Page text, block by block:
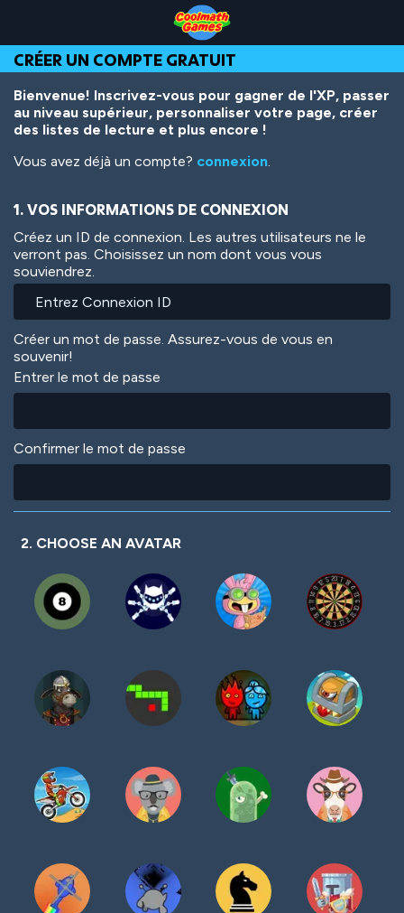
Top
of
Page
Navigation
Main
Content
Footer
contenu
principal
CRÉER UN COMPTE GRATUIT
Bienvenue! Inscrivez-vous pour gagner de l'XP, passer
au niveau supérieur, personnaliser votre page, créer
des listes de lecture et plus encore !
Vous avez déjà un compte? connexion.
1. VOS INFORMATIONS DE CONNEXION
Créez un ID de connexion. Les autres utilisateurs ne le
verront pas. Choisissez un nom dont vous vous
souviendrez.
Créer un mot de passe. Assurez-vous de vous en
souvenir!
Entrer le mot de passe
Confirmer le mot de passe
2. CHOOSE AN AVATAR